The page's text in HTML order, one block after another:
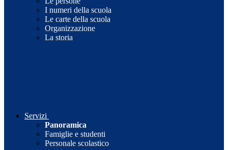
I numeri della scuola
Le carte della scuola
Organizzazione
La storia
Servizi
Panoramica
Famiglie e studenti
Personale scolastico